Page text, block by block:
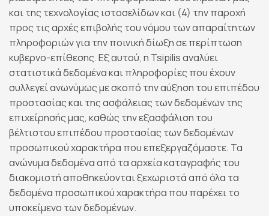
και της τεχνολογίας ιστοσελίδων και (4) την παροχή
προς τις αρχές επιβολής του νόμου των απαραίτητων
πληροφοριών για την ποινική δίωξη σε περίπτωση
κυβερνο-επίθεσης. Εξ αυτού, η Tsipilis αναλύει
στατιστικά δεδομένα και πληροφορίες που έχουν
συλλεγεί ανωνύμως με σκοπό την αύξηση του επιπέδου
προστασίας και της ασφάλειας των δεδομένων της
επιχείρησής μας, καθώς την εξασφάλιση του
βέλτιστου επιπέδου προστασίας των δεδομένων
προσωπικού χαρακτήρα που επεξεργαζόμαστε. Τα
ανώνυμα δεδομένα από τα αρχεία καταγραφής του
διακομιστή αποθηκεύονται ξεχωριστά από όλα τα
δεδομένα προσωπικού χαρακτήρα που παρέχει το
υποκείμενο των δεδομένων.